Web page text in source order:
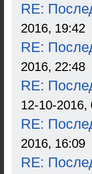
RE:
2016, 19:42
RE:
2016, 22:48
RE:
12-10-2016,
RE:
2016, 16:09
RE: